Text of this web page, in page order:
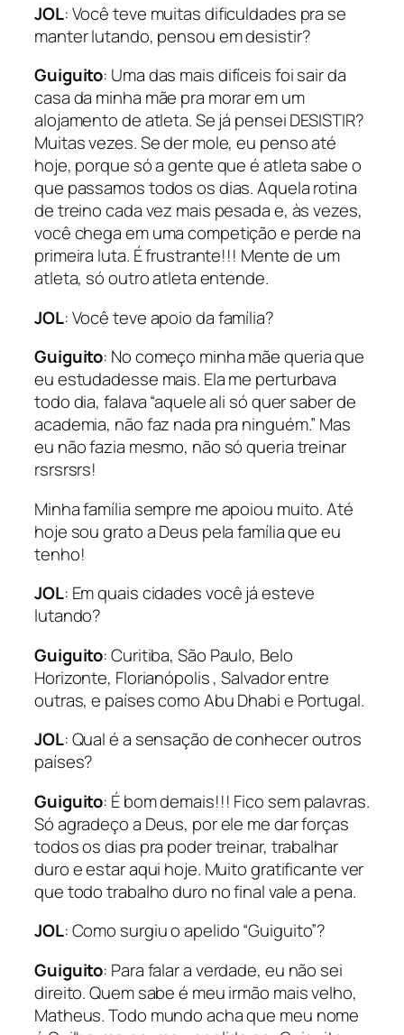
JOL: Você teve muitas dificuldades pra se
manter lutando, pensou em desistir?
Guiguito: Uma das mais difíceis foi sair da
casa da minha mãe pra morar em um
alojamento de atleta. Se já pensei DESISTIR?
Muitas vezes. Se der mole, eu penso até
hoje, porque só a gente que é atleta sabe o
que passamos todos os dias. Aquela rotina
de treino cada vez mais pesada e, às vezes,
você chega em uma competição e perde na
primeira luta. É frustrante!!! Mente de um
atleta, só outro atleta entende.
JOL: Você teve apoio da família?
Guiguito: No começo minha mãe queria que
eu estudadesse mais. Ela me perturbava
todo dia, falava “aquele ali só quer saber de
academia, não faz nada pra ninguém.” Mas
eu não fazia mesmo, não só queria treinar
rsrsrsrs!
Minha família sempre me apoiou muito. Até
hoje sou grato a Deus pela família que eu
tenho!
JOL: Em quais cidades você já esteve
lutando?
Guiguito: Curitiba, São Paulo, Belo
Horizonte, Florianópolis , Salvador entre
outras, e países como Abu Dhabi e Portugal.
JOL: Qual é a sensação de conhecer outros
países?
Guiguito: É bom demais!!! Fico sem palavras.
Só agradeço a Deus, por ele me dar forças
todos os dias pra poder treinar, trabalhar
duro e estar aqui hoje. Muito gratificante ver
que todo trabalho duro no final vale a pena.
JOL: Como surgiu o apelido “Guiguito”?
Guiguito: Para falar a verdade, eu não sei
direito. Quem sabe é meu irmão mais velho,
Matheus. Todo mundo acha que meu nome